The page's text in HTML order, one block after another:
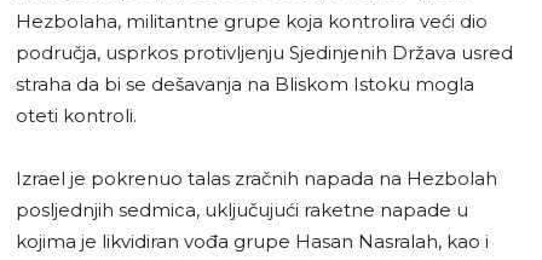
Hezbolaha, militantne grupe koja kontrolira veći dio
područja, usprkos protivljenju Sjedinjenih Država usred
straha da bi se dešavanja na Bliskom Istoku mogla
oteti kontroli.
Izrael je pokrenuo talas zračnih napada na Hezbolah
posljednjih sedmica, uključujući raketne napade u
kojima je likvidiran vođa grupe Hasan Nasralah, kao i